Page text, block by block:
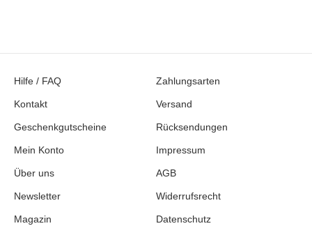
Hilfe / FAQ
Kontakt
Geschenkgutscheine
Mein Konto
Über uns
Newsletter
Magazin
Zahlungsarten
Versand
Rücksendungen
Impressum
AGB
Widerrufsrecht
Datenschutz